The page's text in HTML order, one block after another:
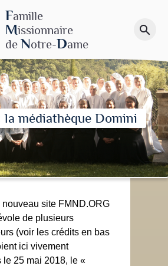
Famille
Missionnaire
de Notre-Dame
search
Faire un don
la médiathèque Domini
site FMND.ORG
de plusieurs
(voir les crédits en bas
ici vivement
le 25 mai 2018, le «